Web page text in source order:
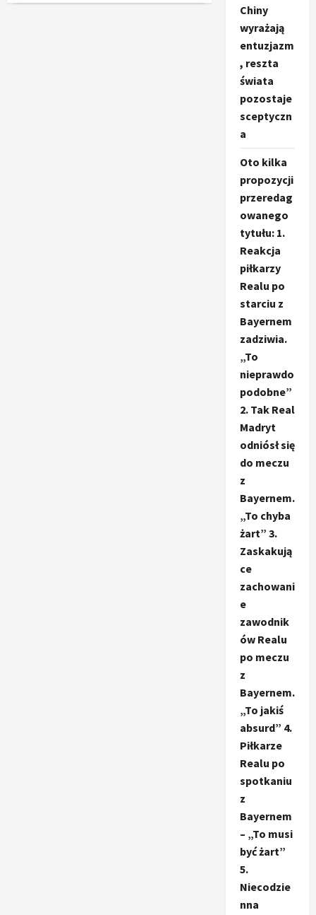
Jak
Chiny
wyrażają
entuzjazm
, reszta
świata
pozostaje
sceptyczn
a
Oto kilka
propozycji
przeredag
owanego
tytułu: 1.
Reakcja
piłkarzy
Realu po
starciu z
Bayernem
zadziwia.
„To
nieprawdo
podobne”
2. Tak Real
Madryt
odniósł się
do meczu
z
Bayernem.
„To chyba
żart” 3.
Zaskakują
ce
zachowani
e
zawodnik
ów Realu
po meczu
z
Bayernem.
„To jakiś
absurd” 4.
Piłkarze
Realu po
spotkaniu
z
Bayernem
– „To musi
być żart”
5.
Niecodzie
nna